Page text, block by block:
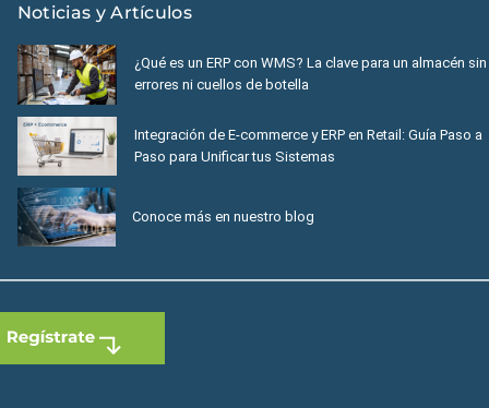
Noticias y Artículos
¿Qué es un ERP con WMS? La clave para un almacén sin
errores ni cuellos de botella
Integración de E-commerce y ERP en Retail: Guía Paso a
Paso para Unificar tus Sistemas
Conoce más en nuestro blog